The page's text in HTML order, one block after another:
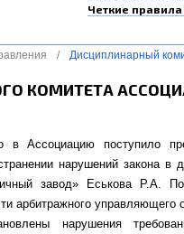
Четкие
/ Дисциплинарный
КОМИТЕТА
в Ассоциацию поступило
нарушений закона в
завод» Еськова Р.А. По
арбитражного управляющего
нарушения